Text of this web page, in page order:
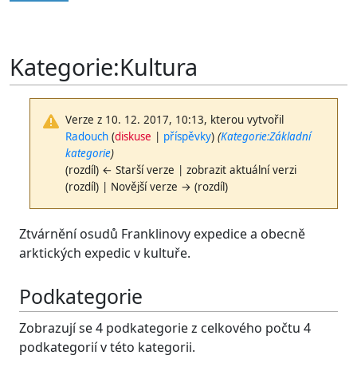
Kategorie:Kultura
Verze z 10. 12. 2017, 10:13, kterou vytvořil
Radouch (diskuse | příspěvky) (Kategorie:Základní
kategorie)
(rozdíl) ← Starší verze | zobrazit aktuální verzi
(rozdíl) | Novější verze → (rozdíl)
Ztvárnění osudů Franklinovy expedice a obecně
arktických expedic v kultuře.
Podkategorie
Zobrazují se 4 podkategorie z celkového počtu 4
podkategorií v této kategorii.